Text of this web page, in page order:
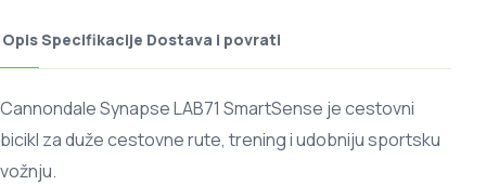
OpisSpecifikacije Dostava i povrati
Cannondale Synapse LAB71 SmartSense je cestovni
bicikl za duže cestovne rute, trening i udobniju sportsku
vožnju.